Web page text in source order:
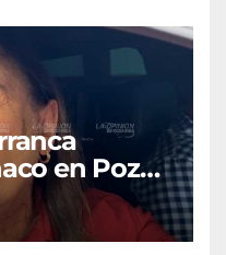
en Poza